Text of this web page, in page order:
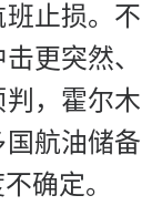
止损。不
更突然、
，霍尔木
航油储备
确定。